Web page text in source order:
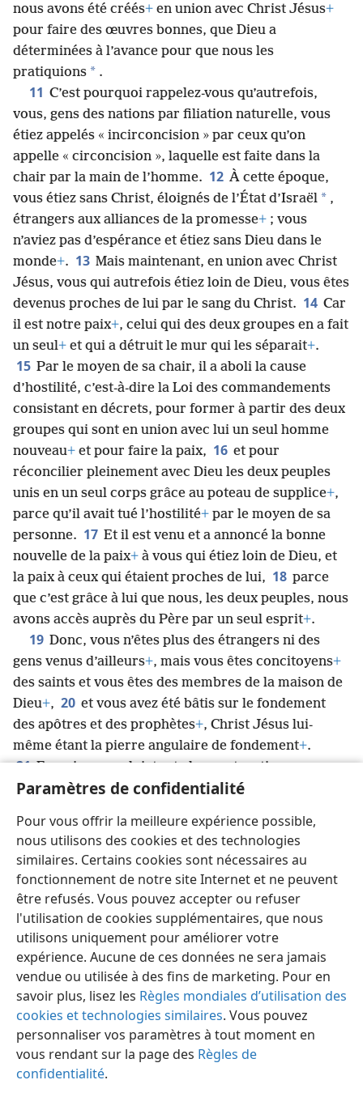
Paramètres de confidentialité
Pour vous offrir la meilleure expérience possible,
nous utilisons des cookies et des technologies
similaires. Certains cookies sont nécessaires au
fonctionnement de notre site Internet et ne peuvent
être refusés. Vous pouvez accepter ou refuser
l'utilisation de cookies supplémentaires, que nous
utilisons uniquement pour améliorer votre
expérience. Aucune de ces données ne sera jamais
vendue ou utilisée à des fins de marketing. Pour en
savoir plus, lisez les Règles mondiales d’utilisation des
cookies et technologies similaires. Vous pouvez
personnaliser vos paramètres à tout moment en
vous rendant sur la page des Règles de
confidentialité.
nous avons été créés+ en union avec Christ Jésus+
pour faire des œuvres bonnes, que Dieu a
déterminées à l’avance pour que nous les
pratiquions * .
11 C’est pourquoi rappelez-​vous qu’autrefois,
vous, gens des nations par filiation naturelle, vous
étiez appelés « incirconcision » par ceux qu’on
appelle « circoncision », laquelle est faite dans la
chair par la main de l’homme. 12 À cette époque,
vous étiez sans Christ, éloignés de l’État d’Israël * ,
étrangers aux alliances de la promesse+ ; vous
n’aviez pas d’espérance et étiez sans Dieu dans le
monde+. 13 Mais maintenant, en union avec Christ
Jésus, vous qui autrefois étiez loin de Dieu, vous êtes
devenus proches de lui par le sang du Christ. 14 Car
il est notre paix+, celui qui des deux groupes en a fait
un seul+ et qui a détruit le mur qui les séparait+.
15 Par le moyen de sa chair, il a aboli la cause
d’hostilité, c’est-à-dire la Loi des commandements
consistant en décrets, pour former à partir des deux
groupes qui sont en union avec lui un seul homme
nouveau+ et pour faire la paix, 16 et pour
réconcilier pleinement avec Dieu les deux peuples
unis en un seul corps grâce au poteau de supplice+,
parce qu’il avait tué l’hostilité+ par le moyen de sa
personne. 17 Et il est venu et a annoncé la bonne
nouvelle de la paix+ à vous qui étiez loin de Dieu, et
la paix à ceux qui étaient proches de lui, 18 parce
que c’est grâce à lui que nous, les deux peuples, nous
avons accès auprès du Père par un seul esprit+.
19 Donc, vous n’êtes plus des étrangers ni des
gens venus d’ailleurs+, mais vous êtes concitoyens+
des saints et vous êtes des membres de la maison de
Dieu+, 20 et vous avez été bâtis sur le fondement
des apôtres et des prophètes+, Christ Jésus lui-​
même étant la pierre angulaire de fondement+.
21 En union avec lui, toute la construction,
harmonieusement assemblée+, grandit
lui, vous aussi, vous êtes en train d’être bâtis
ensemble pour former un lieu où Dieu habite par
l’esprit
Français Partager Préférences
Copyright© 2026 Watch Tower Bible and Tract Society of Pennsylvania
Conditions d’utilisation
Règles de confidentialité
Paramètres de confidentialité
JW.ORG